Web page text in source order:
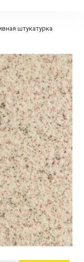
штукатурка